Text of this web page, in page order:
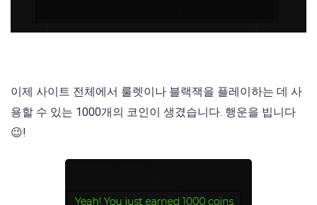
이제 사이트 전체에서 룰렛이나 블랙잭을 플레이하는 데 사
용할 수 있는 1000개의 코인이 생겼습니다. 행운을 빕니다
😉!